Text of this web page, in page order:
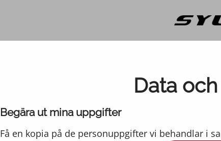
Data
Begära ut mina uppgifter
Få en kopia på de personuppgifter vi behandlar i